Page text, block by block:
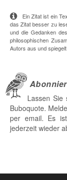
Ein Zitat ist ein
das Zitat besser zu
und die Gedanken
philosophischen
Autors aus und
Lassen Sie
Buboquote.
per email. Es
jederzeit wieder